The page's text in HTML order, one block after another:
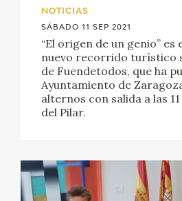
NOTICIAS
SÁBADO 11 SEP 2021
“El origen de un genio”
nuevo recorrido turístico
de Fuendetodos, que ha
Ayuntamiento de
alternos con salida a las
del Pilar.